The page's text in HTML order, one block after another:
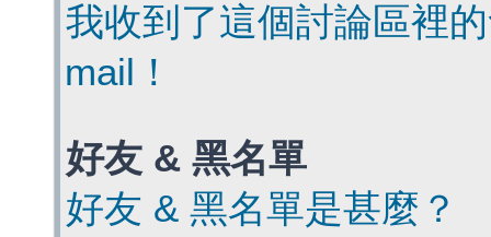
我收到了這個討論區裡
mail！
好友 & 黑名單
好友 & 黑名單是甚麼？